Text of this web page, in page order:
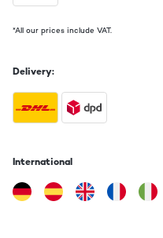
*All our prices include VAT.
Delivery:
International